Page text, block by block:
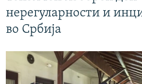
нерегуларности и
во Србија